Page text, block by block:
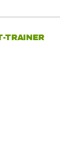
TRAINER